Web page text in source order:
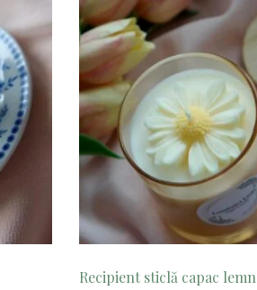
Recipient sticlă capac lemn